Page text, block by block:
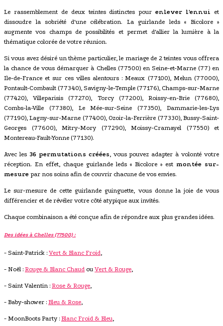
Le rassemblement de deux teintes distinctes pourenlever l'ennui et
dissoudre la sobriété d'une célébration. La guirlande leds « Bicolore »
augmente vos champs de possibilités et permet d'allier la lumière à la
thématique colorée de votre réunion.
Si vous avez désiré un thème particulier, le mariage de 2 teintes vous offrera
la chance de vous démarquer à Chelles (77500) en Seine-et-Marne (77) en
Ile-de-France et sur ces villes alentours : Meaux (77100), Melun (77000),
Pontault-Combault (77340), Savigny-le-Temple (77176), Champs-sur-Marne
(77420), Villeparisis (77270), Torcy (77200), Roissy-en-Brie (77680),
Combs-la-Ville (77380), Le Mée-sur-Seine (77350), Dammarie-les-Lys
(77190), Lagny-sur-Marne (77400), Ozoir-la-Ferrière (77330), Bussy-Saint-
Georges (77600), Mitry-Mory (77290), Moissy-Cramayel (77550) et
Montereau-Fault-Yonne (77130).
Avec les 36 permutations créées, vous pouvez adapter à volonté votre
réception. En effet, chaque guirlande leds « Bicolore » est montée sur-
mesure par nos soins afin de couvrir chacune de vos envies.
Le sur-mesure de cette guirlande guinguette, vous donne la joie de vous
différencier et de révéler votre côté atypique aux invités.
Chaque combinaison a été conçue afin de répondre aux plus grandes idées.
Des idées à Chelles (77500) :
- Saint-Patrick : Vert & Blanc Froid,
- Noël : Rouge & Blanc Chaud ou Vert & Rouge,
- Saint Valentin : Rose & Rouge,
- Baby-shower : Bleu & Rose,
- MoonBoots Party : Blanc Froid & Bleu,